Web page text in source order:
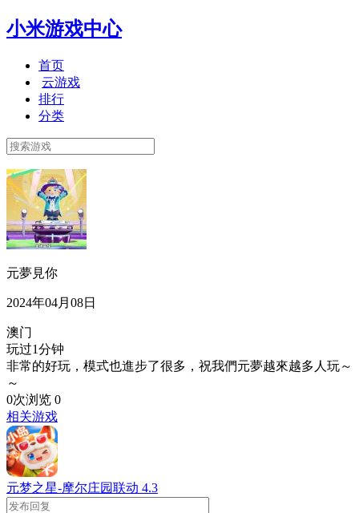
小米游戏中心
首页
云游戏
排行
分类
元夢見你
2024年04月08日
澳门
玩过1分钟
非常的好玩，模式也進步了很多，祝我們元夢越來越多人玩～
～
0次浏览 0
相关游戏
元梦之星-摩尔庄园联动 4.3